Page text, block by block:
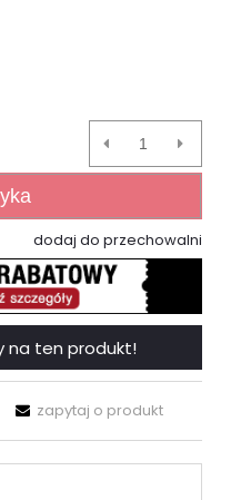
dodaj do przechowalni
na ten produkt!
zapytaj o produkt